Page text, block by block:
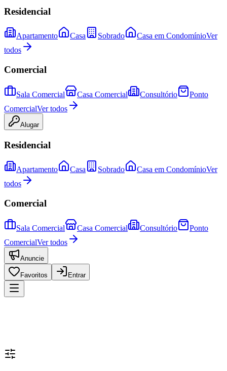
Residencial
Apartamento Casa Sobrado Casa em CondomínioVer
todos
Comercial
Sala Comercial Casa Comercial Consultório
Ponto
ComercialVer todos
Alugar
Residencial
Apartamento Casa Sobrado Casa em CondomínioVer
todos
Comercial
Sala Comercial Casa Comercial Consultório
Ponto
ComercialVer todos
Anuncie
Favoritos Entrar